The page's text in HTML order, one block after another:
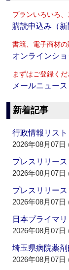
プランいろいろ
購読申込み（新
書籍、電子商材
オンラインシ
まずはご登録く
メールニュース
新着記事
行政情報リス
2026年08月07日
プレスリリー
2026年08月07日
プレスリリー
2026年08月07日
日本プライマ
2026年08月07日
埼玉県病院薬
2026年08月07日